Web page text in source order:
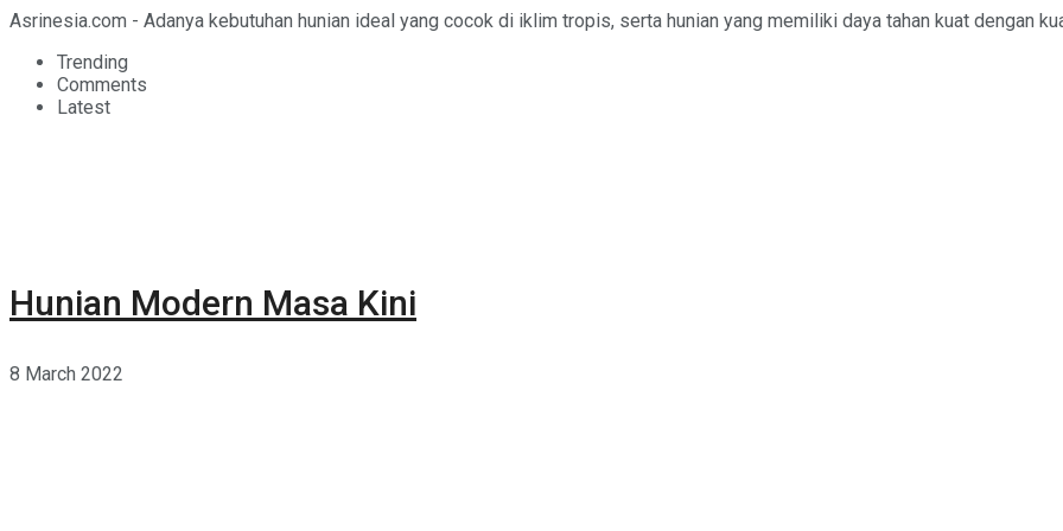
Asrinesia.com - Adanya kebutuhan hunian ideal yang cocok di iklim tropis, serta hunian yang memiliki daya tahan kuat dengan
Trending
Comments
Latest
Hunian Modern Masa Kini
8 March 2022